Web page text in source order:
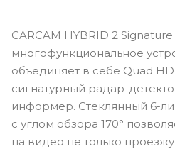
CARCAM HYBRID 2
многофункциональное
объединяет в себе Quad
сигнатурный радар-
информер. Стеклянный 6-
с углом обзора 170°
на видео не только